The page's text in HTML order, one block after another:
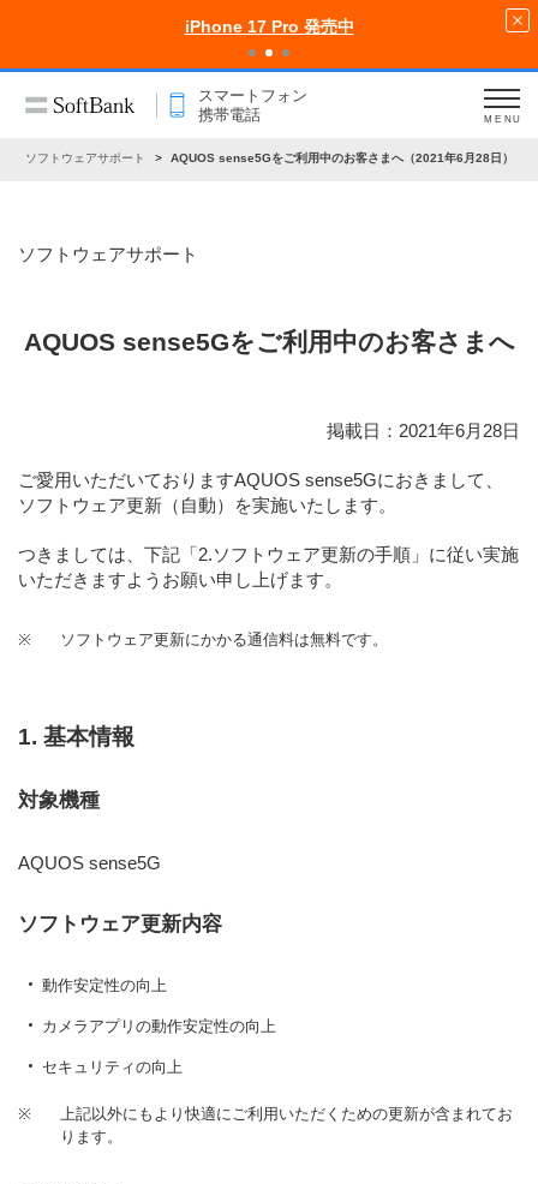
iPhone 17 Pro 発売中
スマートフォン
携帯電話
MENU
ソフトウェアサポート AQUOS sense5Gをご利用中のお客さまへ（2021年6月28日）
ソフトウェアサポート
AQUOS sense5Gをご利用中のお客さまへ
掲載日：2021年6月28日
ご愛用いただいておりますAQUOS sense5Gにおきまして、
ソフトウェア更新（自動）を実施いたします。
つきましては、下記 「2.ソフトウェア更新の手順」 に従い実施
いただきますようお願い申し上げます。
※ ソフトウェア更新にかかる通信料は無料です。
1. 基本情報
対象機種
AQUOS sense5G
ソフトウェア更新内容
動作安定性の向上
カメラアプリの動作安定性の向上
セキュリティの向上
※
上記以外にもより快適にご利用いただくための更新が含まれてお
ります。